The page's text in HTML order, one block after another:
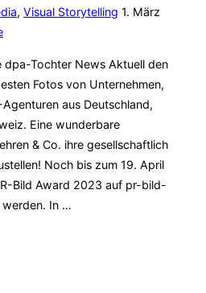
, Visual Storytelling Veröffentlicht
1. März
dpa-Tochter News Aktuell den
Fotos von Unternehmen,
aus Deutschland,
Eine wunderbare
& Co. ihre gesellschaftlich
Noch bis zum 19. April
Bild Award 2023 auf pr-bild-
In …